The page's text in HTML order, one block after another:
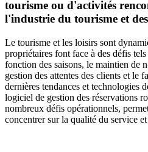
tourisme ou d'activités
l'industrie du tourisme et
Le tourisme et les loisirs sont
propriétaires font face à des défis
fonction des saisons, le maintien de
gestion des attentes des clients et le
dernières tendances et technologies
logiciel de gestion des réservations
nombreux défis opérationnels,
concentrer sur la qualité du service